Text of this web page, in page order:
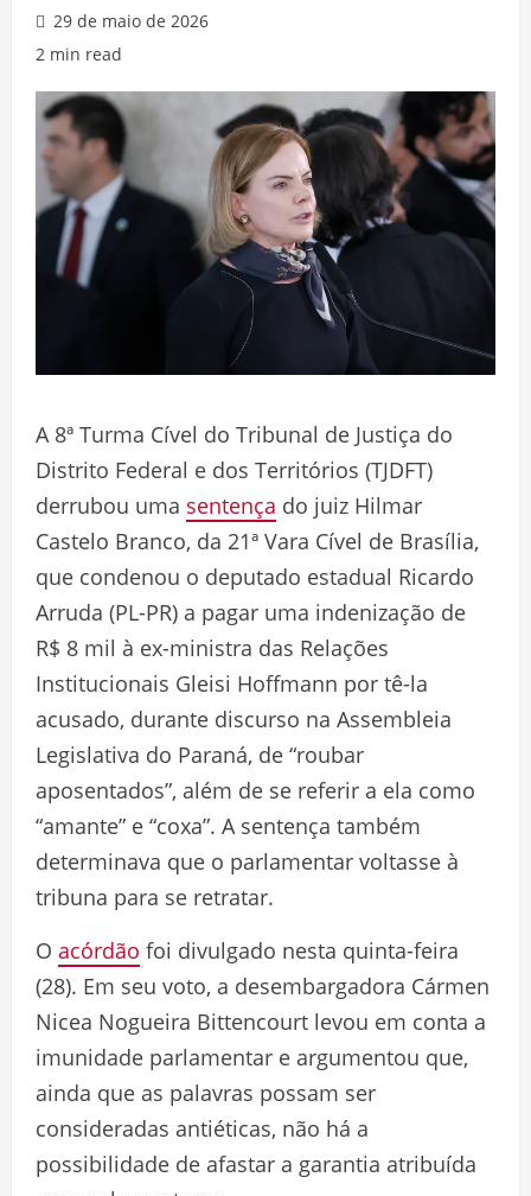
29 de maio de 2026
2 min read
A 8ª Turma Cível do Tribunal de Justiça do
Distrito Federal e dos Territórios (TJDFT)
derrubou uma sentença do juiz Hilmar
Castelo Branco, da 21ª Vara Cível de Brasília,
que condenou o deputado estadual Ricardo
Arruda (PL-PR) a pagar uma indenização de
R$ 8 mil à ex-ministra das Relações
Institucionais Gleisi Hoffmann por tê-la
acusado, durante discurso na Assembleia
Legislativa do Paraná, de “roubar
aposentados”, além de se referir a ela como
“amante” e “coxa”. A sentença também
determinava que o parlamentar voltasse à
tribuna para se retratar.
O acórdão foi divulgado nesta quinta-feira
(28). Em seu voto, a desembargadora Cármen
Nicea Nogueira Bittencourt levou em conta a
imunidade parlamentar e argumentou que,
ainda que as palavras possam ser
consideradas antiéticas, não há a
possibilidade de afastar a garantia atribuída